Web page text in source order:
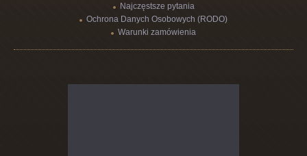
Najczęstsze pytania
Ochrona Danych Osobowych (RODO)
Warunki zamówienia